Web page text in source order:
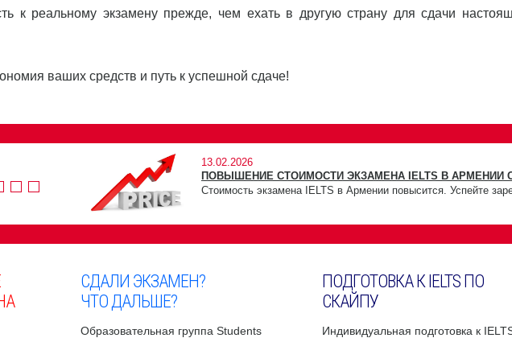
к реальному экзамену прежде, чем ехать в другую страну для сдачи
ваших средств и путь к успешной сдаче!
13.02.2026
ПОВЫШЕНИЕ СТОИМОСТИ ЭКЗАМЕНА IELTS В АРМЕНИИ
Стоимость экзамена IELTS в Армении повысится. Успейте
СДАЛИ ЭКЗАМЕН?
ЧТО ДАЛЬШЕ?
Образовательная группа Students
ПОДГОТОВКА К IELTS ПО
СКАЙПУ
Индивидуальная подготовка к